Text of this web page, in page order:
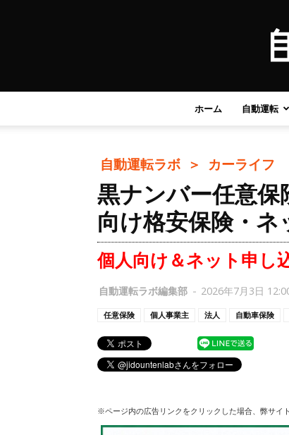
ホーム 自動運転
自動運転ラボ ＞ カーライフ
黒ナンバー任意保
向け格安保険・
個人向け＆ネット申し
自動運転ラボ編集部 - 2026年7月3日
任意保険 個人事業主 法人 自動車保険
※ページ内の広告リンクをクリックした場合、弊サイ